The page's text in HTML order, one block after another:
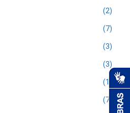
(2)
(7)
(3)
(3)
(1)
(7)